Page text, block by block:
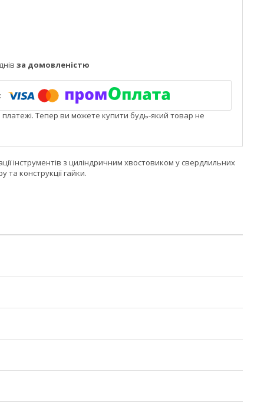
за домовленістю
платежі. Тепер ви можете купити будь-який товар не
інструментів з циліндричним хвостовиком у свердлильних
та конструкції гайки.